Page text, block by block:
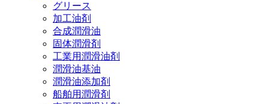
グリース
加工油剤
合成潤滑油
固体潤滑剤
工業用潤滑油剤
潤滑油基油
潤滑油添加剤
船舶用潤滑剤